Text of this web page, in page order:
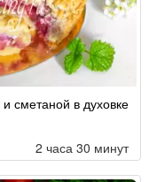
сметаной в духовке
2 часа 30 минут